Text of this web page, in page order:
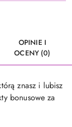
OPINIE I
OCENY (0)
znasz i lubisz
bonusowe za